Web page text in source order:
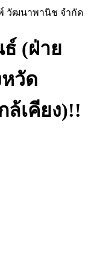
(ฝ่าย
วัด
ล้เคียง)!!